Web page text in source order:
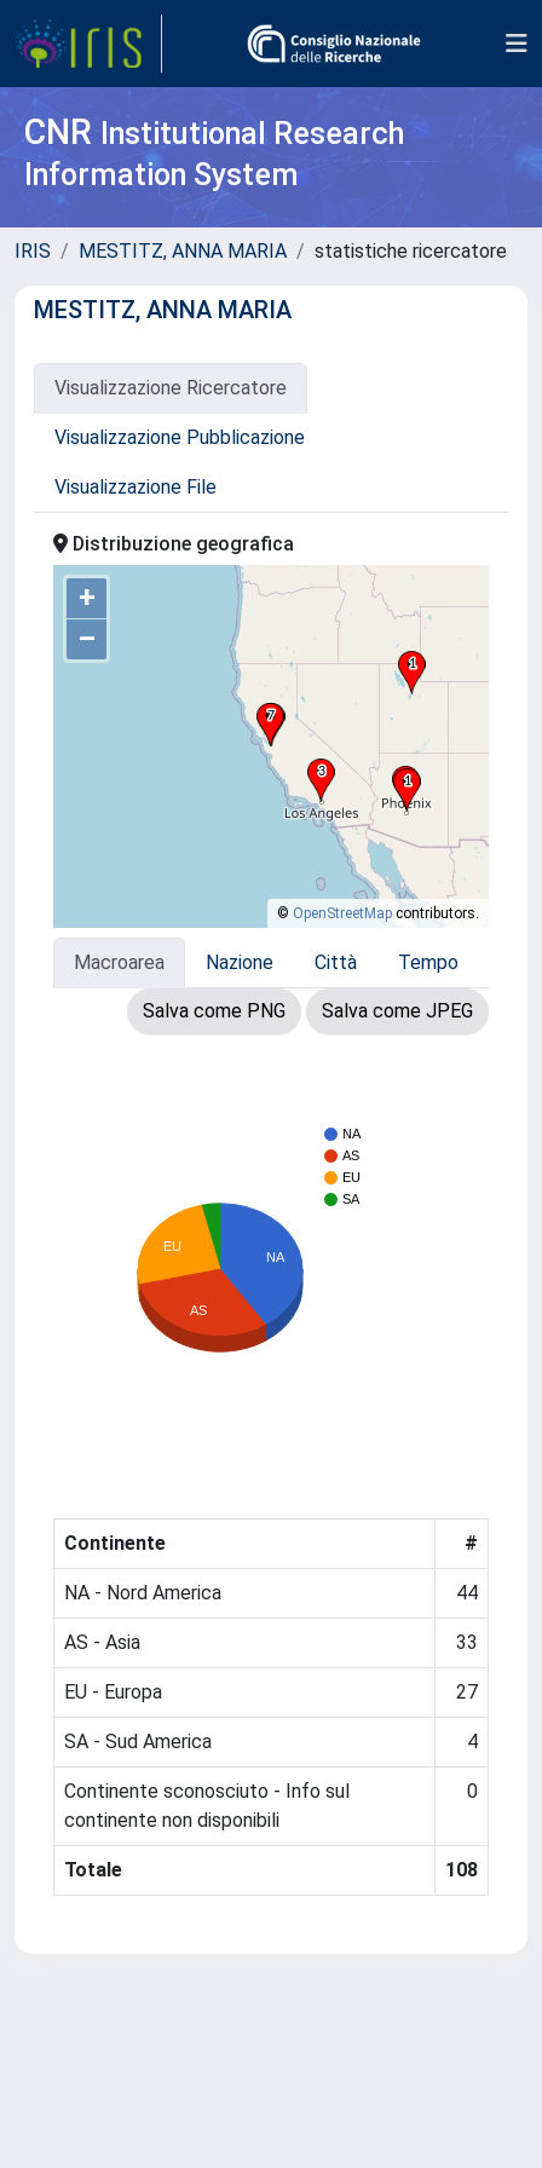
CNR Institutional Research
Information System
IRIS MESTITZ, ANNA MARIA statistiche ricercatore
MESTITZ, ANNA MARIA
Visualizzazione Ricercatore
Visualizzazione Pubblicazione
Visualizzazione File
Distribuzione geografica
+
–
© OpenStreetMap contributors.
Macroarea Nazione Città Tempo
Salva come PNG Salva come JPEG
NA
AS
EU
SA
NA
EU
AS
Continente #
NA - Nord America 44
AS - Asia 33
EU - Europa 27
SA - Sud America 4
Continente sconosciuto - Info sul
continente non disponibili
0
Totale 108